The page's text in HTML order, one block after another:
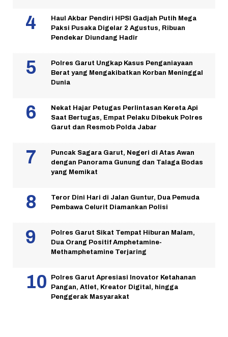
Haul Akbar Pendiri HPSI Gadjah Putih Mega
Paksi Pusaka Digelar 2 Agustus, Ribuan
Pendekar Diundang Hadir
Polres Garut Ungkap Kasus Penganiayaan
Berat yang Mengakibatkan Korban Meninggal
Dunia
Nekat Hajar Petugas Perlintasan Kereta Api
Saat Bertugas, Empat Pelaku Dibekuk Polres
Garut dan Resmob Polda Jabar
Puncak Sagara Garut, Negeri di Atas Awan
dengan Panorama Gunung dan Talaga Bodas
yang Memikat
Teror Dini Hari di Jalan Guntur, Dua Pemuda
Pembawa Celurit Diamankan Polisi
Polres Garut Sikat Tempat Hiburan Malam,
Dua Orang Positif Amphetamine-
Methamphetamine Terjaring
Polres Garut Apresiasi Inovator Ketahanan
Pangan, Atlet, Kreator Digital, hingga
Penggerak Masyarakat